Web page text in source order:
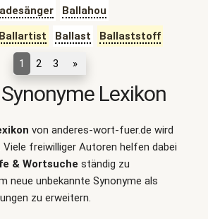
Ballahou
Ballartist Ballast Ballaststoff
1 2 3 »
Lexikon
von anderes-wort-fuer.de wird
freiwilliger Autoren helfen dabei
& Wortsuche ständig zu
neue unbekannte Synonyme als
zu erweitern.